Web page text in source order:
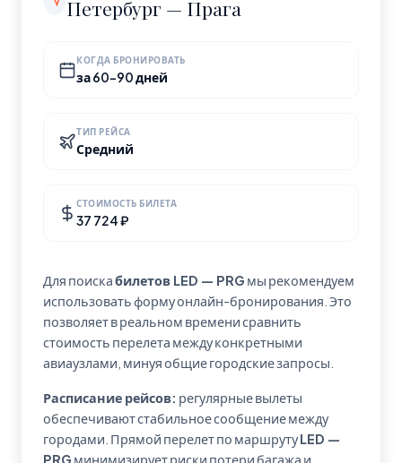
Петербург — Прага
КОГДА БРОНИРОВАТЬ
за 60-90 дней
ТИП РЕЙСА
Средний
СТОИМОСТЬ БИЛЕТА
37 724 ₽
Для поискабилетов LED — PRG мы рекомендуем
использовать форму онлайн-бронирования. Это
позволяет в реальном времени сравнить
стоимость перелета между конкретными
авиаузлами, минуя общие городские запросы.
Расписание рейсов: регулярные вылеты
обеспечивают стабильное сообщение между
городами. Прямой перелет по маршрутуLED —
PRG минимизирует риски потери багажа и